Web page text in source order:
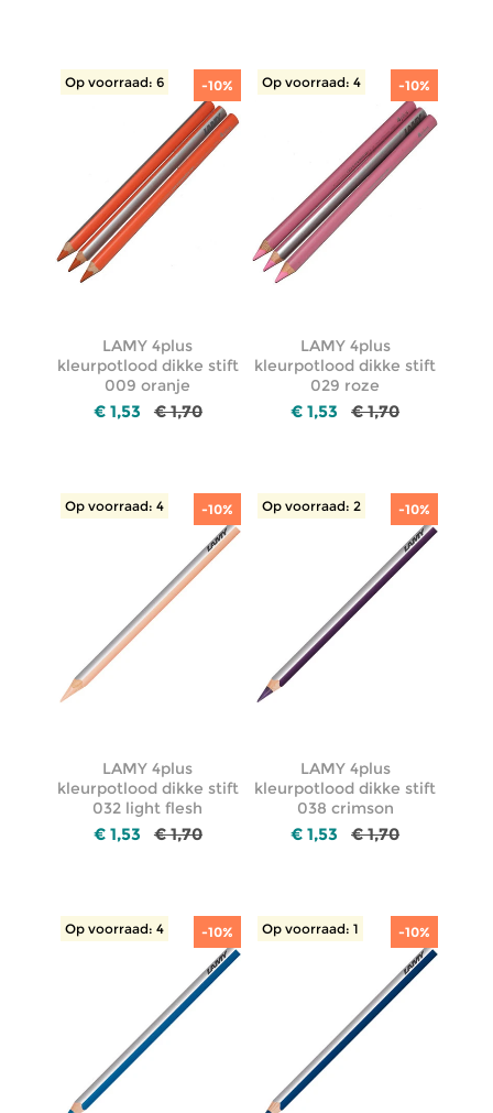
-10%
Op voorraad: 6
LAMY 4plus
kleurpotlood dikke stift
009 oranje
€ 1,53 € 1,70
-10%
Op voorraad: 4
LAMY 4plus
kleurpotlood dikke stift
029 roze
€ 1,53 € 1,70
-10%
Op voorraad: 4
LAMY 4plus
kleurpotlood dikke stift
032 light flesh
€ 1,53 € 1,70
-10%
Op voorraad: 2
LAMY 4plus
kleurpotlood dikke stift
038 crimson
€ 1,53 € 1,70
-10%
Op voorraad: 4 -10%
Op voorraad: 1